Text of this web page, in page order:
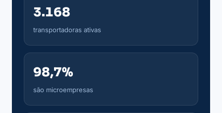
3.168
transportadoras ativas
98,7%
são microempresas